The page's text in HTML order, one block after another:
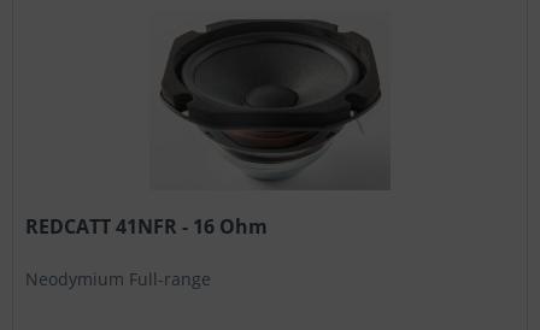
REDCATT 41NFR - 16 Ohm
Neodymium Full-range